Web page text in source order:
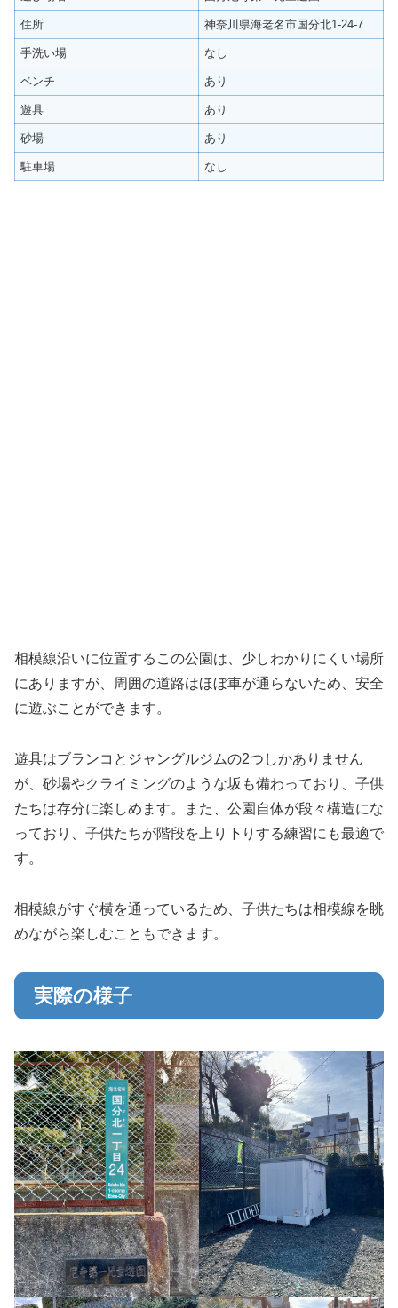
住所 神奈川県海老名市国分北1-24-7
手洗い場 なし
ベンチ あり
遊具 あり
砂場 あり
駐車場 なし
相模線沿いに位置するこの公園は、少しわかりにくい場所
にありますが、周囲の道路はほぼ車が通らないため、安全
に遊ぶことができます。
遊具はブランコとジャングルジムの2つしかありません
が、砂場やクライミングのような坂も備わっており、子供
たちは存分に楽しめます。また、公園自体が段々構造にな
っており、子供たちが階段を上り下りする練習にも最適で
す。
相模線がすぐ横を通っているため、子供たちは相模線を眺
めながら楽しむこともできます。
実際の様子